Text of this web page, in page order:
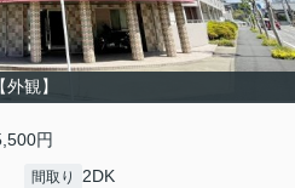
【外観】
円
間取り 2DK